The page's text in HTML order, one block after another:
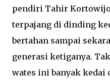
pendiri Tahir
terpajang di dinding
bertahan sampai
generasi ketiganya.
wates ini banyak kedai